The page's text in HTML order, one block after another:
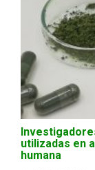
utilizadas en
humana